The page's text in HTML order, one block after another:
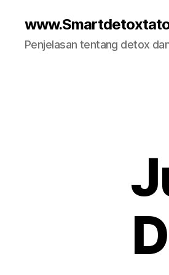
Penjelasan tentang detox